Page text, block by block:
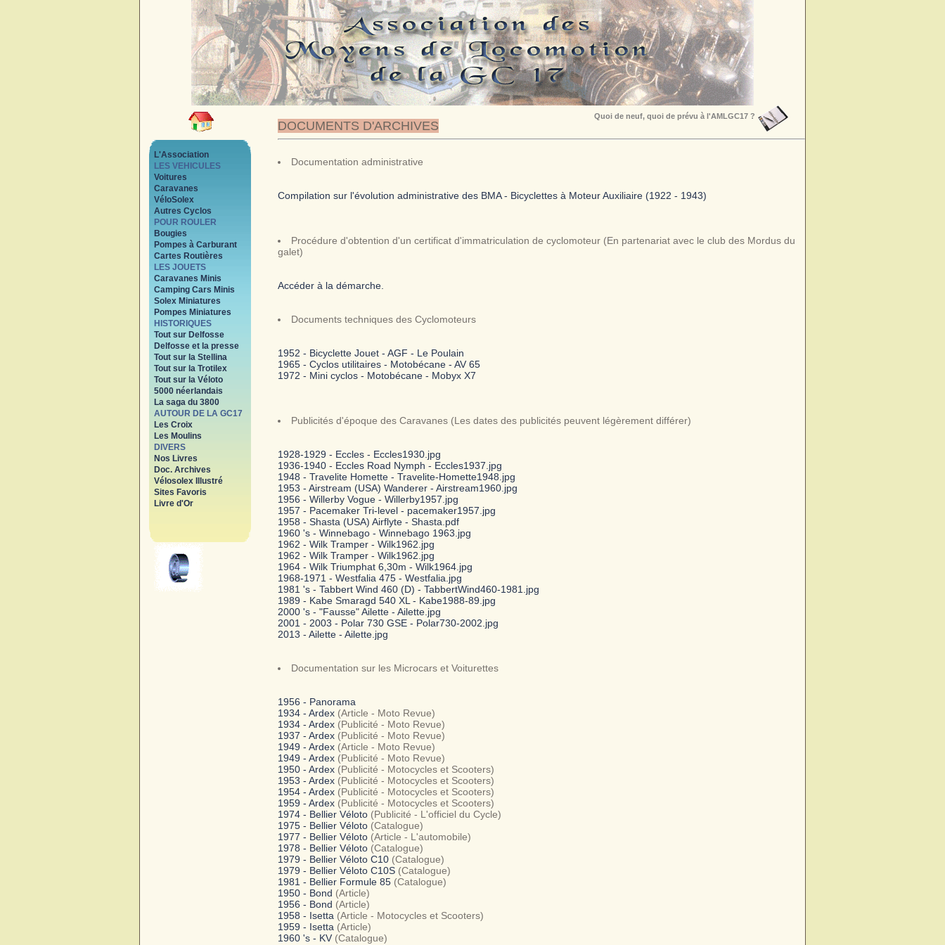
DOCUMENTS D'ARCHIVES
Quoi de neuf, quoi de prévu à l'AMLGC17 ?
L'Association
LES VEHICULES
Voitures
Caravanes
VéloSolex
Autres Cyclos
POUR ROULER
Bougies
Pompes à Carburant
Cartes Routières
LES JOUETS
Caravanes Minis
Camping Cars Minis
Solex Miniatures
Pompes Miniatures
HISTORIQUES
Tout sur Delfosse
Delfosse et la presse
Tout sur la Stellina
Tout sur la Trotilex
Tout sur la Véloto
5000 néerlandais
La saga du 3800
AUTOUR DE LA GC17
Les Croix
Les Moulins
DIVERS
Nos Livres
Doc. Archives
Vélosolex Illustré
Sites Favoris
Livre d'Or
Documentation administrative
Compilation sur l'évolution administrative des BMA - Bicyclettes à Moteur Auxiliaire (1922 - 1943)
Procédure d'obtention d'un certificat d'immatriculation de cyclomoteur (En partenariat avec le club des Mordus du
galet)
Accéder à la démarche.
Documents techniques des Cyclomoteurs
1952 - Bicyclette Jouet - AGF - Le Poulain
1965 - Cyclos utilitaires - Motobécane - AV 65
1972 - Mini cyclos - Motobécane - Mobyx X7
Publicités d'époque des Caravanes (Les dates des publicités peuvent légèrement différer)
1928-1929 - Eccles - Eccles1930.jpg
1936-1940 - Eccles Road Nymph - Eccles1937.jpg
1948 - Travelite Homette - Travelite-Homette1948.jpg
1953 - Airstream (USA) Wanderer - Airstream1960.jpg
1956 - Willerby Vogue - Willerby1957.jpg
1957 - Pacemaker Tri-level - pacemaker1957.jpg
1958 - Shasta (USA) Airflyte - Shasta.pdf
1960 's - Winnebago - Winnebago 1963.jpg
1962 - Wilk Tramper - Wilk1962.jpg
1962 - Wilk Tramper - Wilk1962.jpg
1964 - Wilk Triumphat 6,30m - Wilk1964.jpg
1968-1971 - Westfalia 475 - Westfalia.jpg
1981 's - Tabbert Wind 460 (D) - TabbertWind460-1981.jpg
1989 - Kabe Smaragd 540 XL - Kabe1988-89.jpg
2000 's - "Fausse" Ailette - Ailette.jpg
2001 - 2003 - Polar 730 GSE - Polar730-2002.jpg
2013 - Ailette - Ailette.jpg
Documentation sur les Microcars et Voiturettes
1956 - Panorama
1934 - Ardex (Article - Moto Revue)
1934 - Ardex (Publicité - Moto Revue)
1937 - Ardex (Publicité - Moto Revue)
1949 - Ardex (Article - Moto Revue)
1949 - Ardex (Publicité - Moto Revue)
1950 - Ardex (Publicité - Motocycles et Scooters)
1953 - Ardex (Publicité - Motocycles et Scooters)
1954 - Ardex (Publicité - Motocycles et Scooters)
1959 - Ardex (Publicité - Motocycles et Scooters)
1974 - Bellier Véloto (Publicité - L'officiel du Cycle)
1975 - Bellier Véloto (Catalogue)
1977 - Bellier Véloto (Article - L'automobile)
1978 - Bellier Véloto (Catalogue)
1979 - Bellier Véloto C10 (Catalogue)
1979 - Bellier Véloto C10S (Catalogue)
1981 - Bellier Formule 85 (Catalogue)
1950 - Bond (Article)
1956 - Bond (Article)
1958 - Isetta (Article - Motocycles et Scooters)
1959 - Isetta (Article)
1960 's - KV (Catalogue)